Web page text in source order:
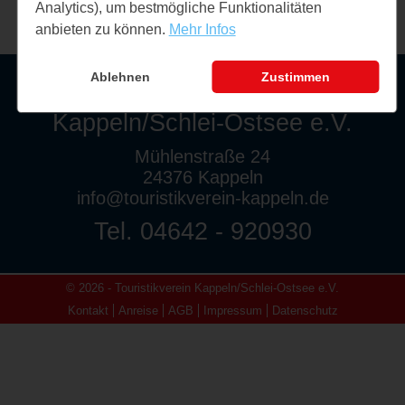
Touristikverein
Kappeln/Schlei-Ostsee e.V.
Mühlenstraße 24
24376 Kappeln
info@touristikverein-kappeln.de
Tel. 04642 - 920930
© 2026 - Touristikverein Kappeln/Schlei-Ostsee e.V.
Kontakt
Anreise AGB Impressum Datenschutz
Analytics), um bestmögliche Funktionalitäten
anbieten zu können. Mehr Infos
Ablehnen Zustimmen